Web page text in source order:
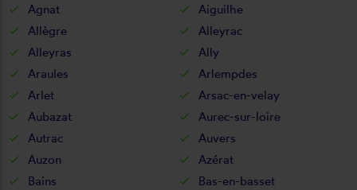
Agnat
Aiguilhe
Allègre
Alleyrac
Alleyras
Ally
Araules
Arlempdes
Arlet
Arsac-en-velay
Aubazat
Aurec-sur-loire
Autrac
Auvers
Auzon
Azérat
Bains
Bas-en-basset